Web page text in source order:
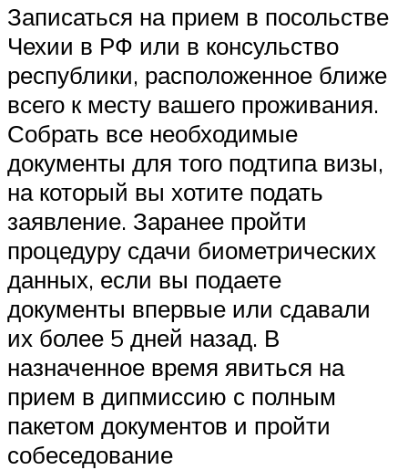
Записаться на прием в посольстве
Чехии в РФ или в консульство
республики, расположенное ближе
всего к месту вашего проживания.
Собрать все необходимые
документы для того подтипа визы,
на который вы хотите подать
заявление. Заранее пройти
процедуру сдачи биометрических
данных, если вы подаете
документы впервые или сдавали
их более 5 дней назад. В
назначенное время явиться на
прием в дипмиссию с полным
пакетом документов и пройти
собеседование